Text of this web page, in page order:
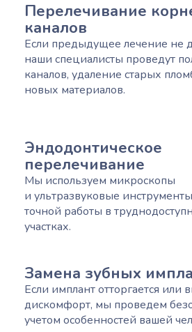
Перелечивание
каналов
Если предыдущее лечение не
наши специалисты проведут
каналов, удаление старых
новых материалов.
Эндодонтическое
перелечивание
Мы используем микроскопы
и ультразвуковые
точной работы в
участках.
Замена зубных
Если имплант отторгается или
дискомфорт, мы проведем
учетом особенностей вашей